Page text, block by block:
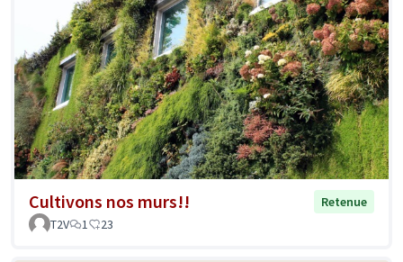
Cultivons nos murs!!
Retenue
T2V
1 23